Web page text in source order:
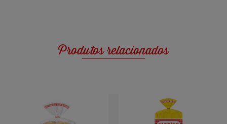
Produtos relacionados